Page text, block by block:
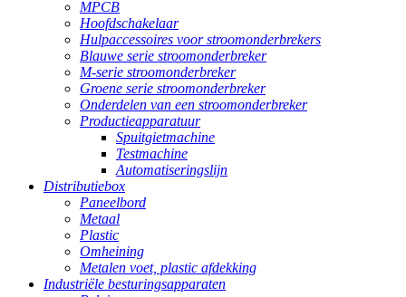
MPCB
Hoofdschakelaar
Hulpaccessoires voor stroomonderbrekers
Blauwe serie stroomonderbreker
M-serie stroomonderbreker
Groene serie stroomonderbreker
Onderdelen van een stroomonderbreker
Productieapparatuur
Spuitgietmachine
Testmachine
Automatiseringslijn
Distributiebox
Paneelbord
Metaal
Plastic
Omheining
Metalen voet, plastic afdekking
Industriële besturingsapparaten